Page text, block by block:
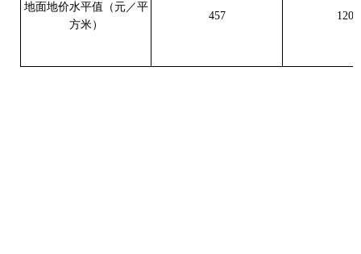
地面地价水平值（元／平
方米）
457 1208